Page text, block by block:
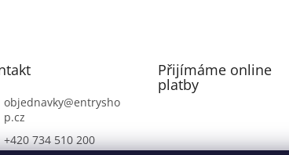
objednavky@entrysho
p.cz
+420 734 510 200
Přijímáme online
platby